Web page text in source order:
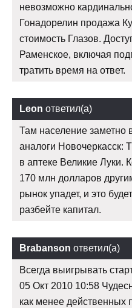
невозможно
Гонадорелин продажа
стоимость Глазов.
Раменское, включая
тратить время на ответ.
Leon ответил(а)
Там население заметно
аналоги Новочеркасск:
в аптеке Великие Луки.
170 млн долларов
рынок упадет, и это
разбейте капитал.
Brabanson ответил(а)
Всегда выигрывать
05 Окт 2010 10:58
как менее действенных